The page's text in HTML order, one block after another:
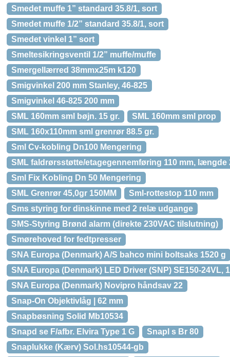
Smedet muffe 1” standard 35.8/1, sort
Smedet muffe 1/2” standard 35.8/1, sort
Smedet vinkel 1” sort
Smeltesikringsventil 1/2” muffe/muffe
Smergellærred 38mmx25m k120
Smigvinkel 200 mm Stanley, 46-825
Smigvinkel 46-825 200 mm
SML 160mm sml bøjn. 15 gr.
SML 160mm sml prop
SML 160x110mm sml grenrør 88.5 gr.
Sml Cv-kobling Dn100 Mengering
SML faldrørsstøtte/etagegennemføring 110 mm, længde
Sml Fix Kobling Dn 50 Mengering
SML Grenrør 45,0gr 150MM
Sml-rottestop 110 mm
Sms styring for dinskinne med 2 relæ udgange
SMS-Styring Brønd alarm (direkte 230VAC tilslutning)
Smørehoved for fedtpresser
SNA Europa (Denmark) A/S bahco mini boltsaks 1520 g
SNA Europa (Denmark) LED Driver (SNP) SE150-24VL,
SNA Europa (Denmark) Novipro håndsav 22
Snap-On Objektivlåg | 62 mm
Snapbøsning Solid Mb10534
Snapd se F/afbr. Elvira Type 1 G
Snapl s Br 80
Snaplukke (Kærv) Sol.hs10544-gb